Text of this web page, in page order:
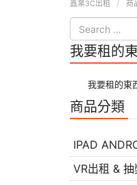
鑫業3C出租 商
我要租的
我要租的東
商品分類
IPAD
VR出租 &